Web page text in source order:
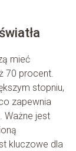
mieć
70 procent.
stopniu,
zapewnia
Ważne jest
kluczowe dla